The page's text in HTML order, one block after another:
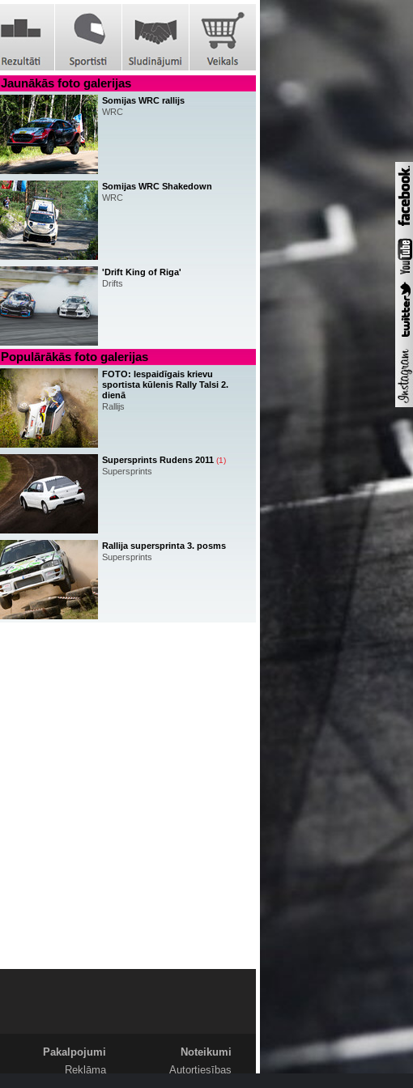
Jaunākās foto galerijas
Somijas WRC rallijs
WRC
Somijas WRC Shakedown
WRC
'Drift King of Riga'
Drifts
Populārākās foto galerijas
FOTO: Iespaidīgais krievu
sportista kūlenis Rally Talsi 2.
dienā
Rallijs
Supersprints Rudens 2011 (1)
Supersprints
Rallija supersprinta 3. posms
Supersprints
Pakalpojumi
Reklāma
Noteikumi
Autortiesības